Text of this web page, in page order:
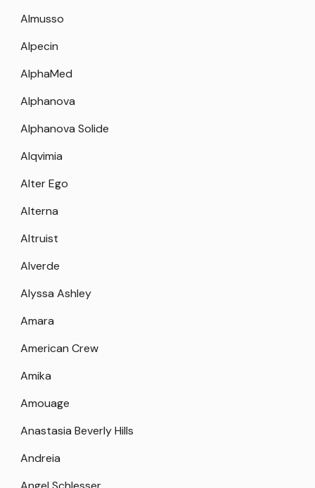
Almusso
Alpecin
AlphaMed
Alphanova
Alphanova Solide
Alqvimia
Alter Ego
Alterna
Altruist
Alverde
Alyssa Ashley
Amara
American Crew
Amika
Amouage
Anastasia Beverly Hills
Andreia